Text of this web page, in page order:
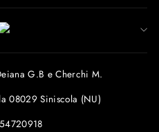
G.B e Cherchi M.
08029 Siniscola (NU)